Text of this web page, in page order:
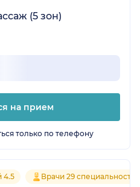
(5 зон)
на прием
только по телефону
4.5 Врачи 29 специальностей